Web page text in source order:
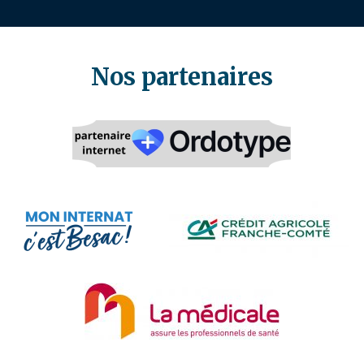
Nos partenaires